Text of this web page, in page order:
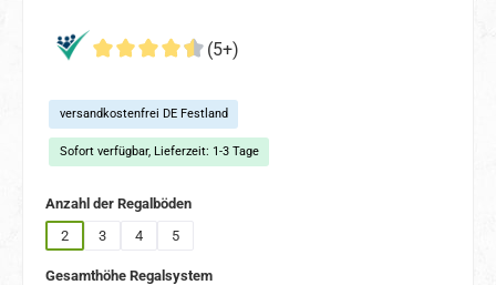
(5+)
versandkostenfrei DE Festland
Sofort verfügbar, Lieferzeit: 1-3 Tage
Anzahl der Regalbödenauswählen
2
3 4 5
Gesamthöhe Regalsystemauswählen